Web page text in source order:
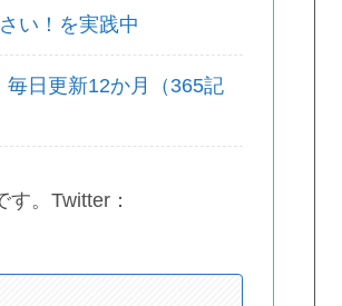
い！を実践中
日更新12か月（365記
。Twitter：